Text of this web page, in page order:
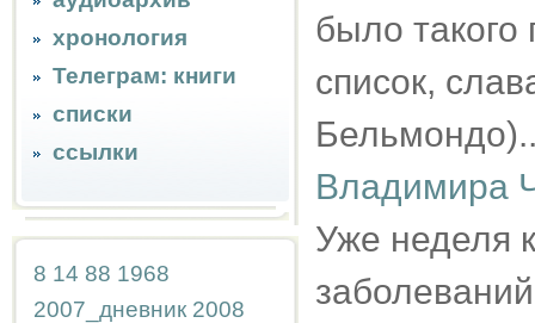
хронология
Телеграм: книги
списки
ссылки
8 14 88 1968
2007_дневник 2008
было такого
список,
Владимира
Уже неделя